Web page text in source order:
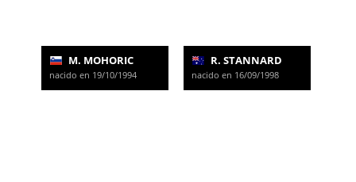
M. MOHORIC
nacido en 19/10/1994
R. STANNARD
nacido en 16/09/1998